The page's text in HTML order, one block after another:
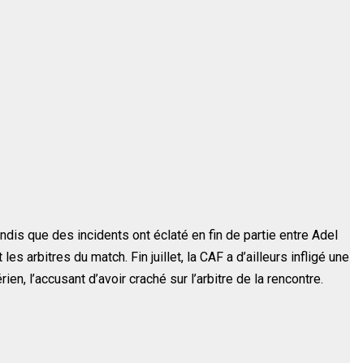
que des incidents ont éclaté en fin de partie entre Adel
arbitres du match. Fin juillet, la CAF a d’ailleurs infligé une
l’accusant d’avoir craché sur l’arbitre de la rencontre.